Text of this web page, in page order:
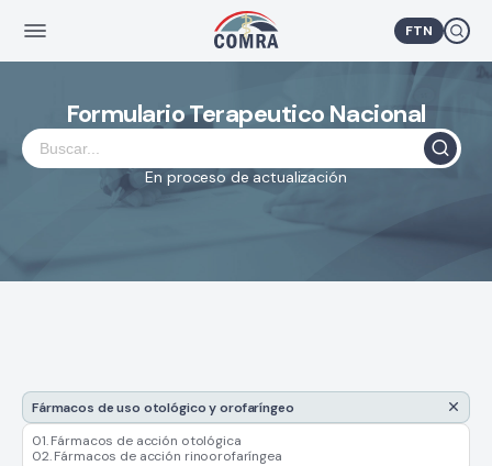
FTN
Formulario Terapeutico Nacional
En proceso de actualización
Fármacos de uso otológico y orofaríngeo
01. Fármacos de acción otológica
02. Fármacos de acción rinoorofaríngea